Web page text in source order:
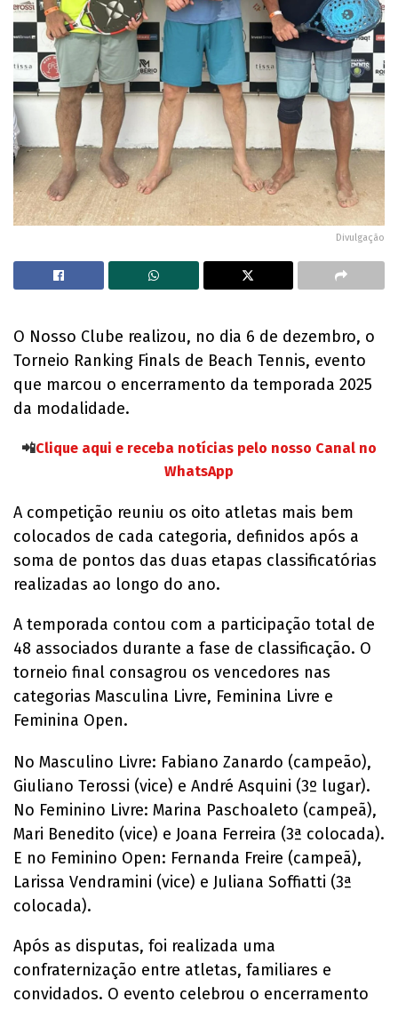
Divulgação
O Nosso Clube realizou, no dia 6 de dezembro, o
Torneio Ranking Finals de Beach Tennis, evento
que marcou o encerramento da temporada 2025
da modalidade.
📲Clique aqui e receba notícias pelo nosso Canal no
WhatsApp
A competição reuniu os oito atletas mais bem
colocados de cada categoria, definidos após a
soma de pontos das duas etapas classificatórias
realizadas ao longo do ano.
A temporada contou com a participação total de
48 associados durante a fase de classificação. O
torneio final consagrou os vencedores nas
categorias Masculina Livre, Feminina Livre e
Feminina Open.
No Masculino Livre: Fabiano Zanardo (campeão),
Giuliano Terossi (vice) e André Asquini (3º lugar).
No Feminino Livre: Marina Paschoaleto (campeã),
Mari Benedito (vice) e Joana Ferreira (3ª colocada).
E no Feminino Open: Fernanda Freire (campeã),
Larissa Vendramini (vice) e Juliana Soffiatti (3ª
colocada).
Após as disputas, foi realizada uma
confraternização entre atletas, familiares e
convidados. O evento celebrou o encerramento